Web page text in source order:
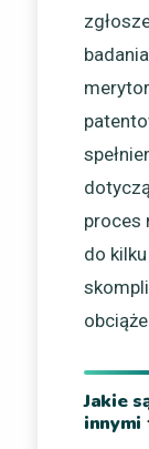
proces
do
Jakie
innymi